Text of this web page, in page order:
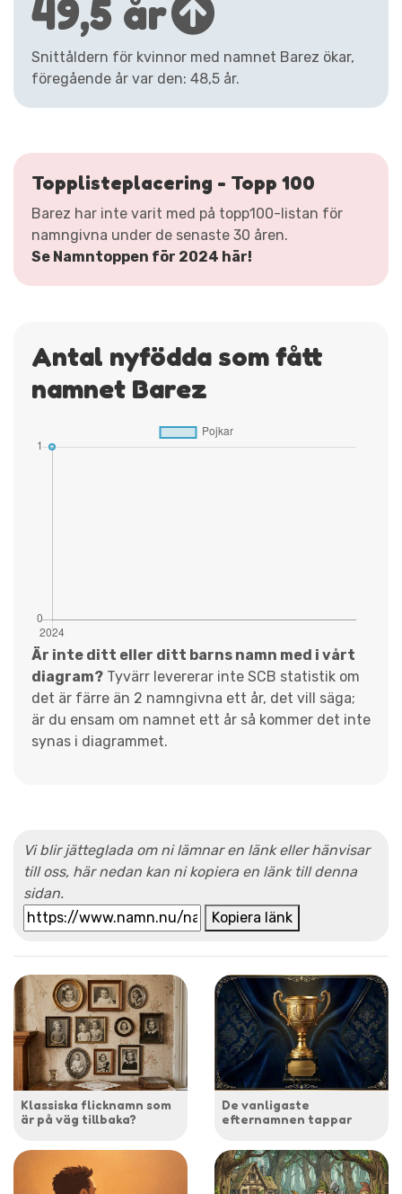
49,5 år
Snittåldern för kvinnor med namnet Barez ökar,
föregående år var den: 48,5 år.
Topplisteplacering - Topp 100
Barez har inte varit med på topp100-listan för
namngivna under de senaste 30 åren.
Se Namntoppen för 2024 här!
Antal nyfödda som fått
namnet Barez
Är inte ditt eller ditt barns namn med i vårt
diagram? Tyvärr levererar inte SCB statistik om
det är färre än 2 namngivna ett år, det vill säga;
är du ensam om namnet ett år så kommer det inte
synas i diagrammet.
Vi blir jätteglada om ni lämnar en länk eller hänvisar
till oss, här nedan kan ni kopiera en länk till denna
sidan.
Kopiera länk
Klassiska flicknamn som
är på väg tillbaka?
De vanligaste
efternamnen tappar